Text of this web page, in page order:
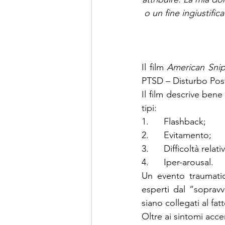
o un fine
Il film American
PTSD – Disturbo
Il film descrive
tipi:
1. Flashback;
2. Evitamento;
3. Difficoltà
4. Iper-arousal.
Un evento
esperti dal
siano collegati al
Oltre ai sintomi